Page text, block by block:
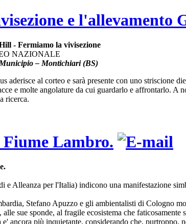
e l'allevamento
- Fermiamo la vivisezione
NAZIONALE
– Montichiari (BS)
aderisce al corteo e sarà presente con uno striscione
e molte angolature da cui guardarlo e affrontarlo. A
ricerca.
Fiume Lambro.
Alleanza per l'Italia) indicono una manifestazione
Stefano Apuzzo e gli ambientalisti di Cologno
sue sponde, al fragile ecosistema che
ancora più inquietante, considerando che,